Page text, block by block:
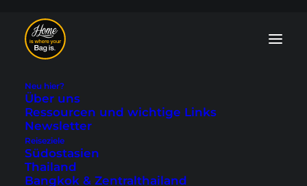
Neu hier?
Über uns
Ressourcen und wichtige Links
Newsletter
Reiseziele
Südostasien
Thailand
Bangkok & Zentralthailand
Staten Island Ferry -
kostenlose